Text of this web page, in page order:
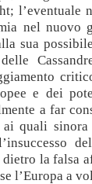
l’eventuale
nel nuovo
sua
e dei
a far
quali sinora
la falsa
l’Europa a